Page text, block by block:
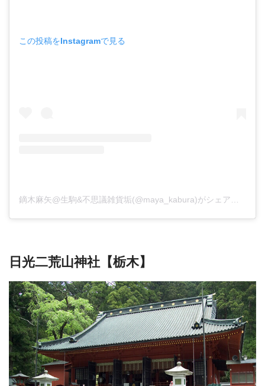
この投稿をInstagramで見る
日光二荒山神社【栃木】